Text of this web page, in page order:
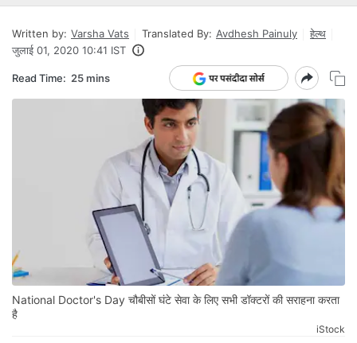
Written by: Varsha Vats Translated By: Avdhesh Painuly
हेल्थ
जुलाई 01, 2020 10:41 IST
Read Time: 25 mins
National Doctor's Day चौबीसों घंटे सेवा के लिए सभी डॉक्टरों की सराहना करता
है
iStock